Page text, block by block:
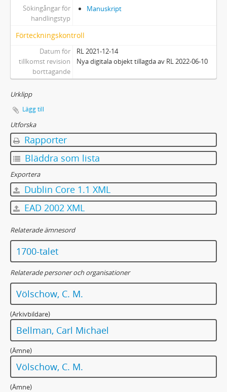
Sökingångar för
handlingstyp
Manuskript
Förteckningskontroll
Datum för
tillkomst revision
borttagande
RL 2021-12-14
Nya digitala objekt tillagda av RL 2022-06-10
Urklipp
Lägg till
Utforska
Rapporter
Bläddra som lista
Exportera
Dublin Core 1.1 XML
EAD 2002 XML
Relaterade ämnesord
1700-talet
Relaterade personer och organisationer
Völschow, C. M.
(Arkivbildare)
Bellman, Carl Michael
(Ämne)
Völschow, C. M.
(Ämne)